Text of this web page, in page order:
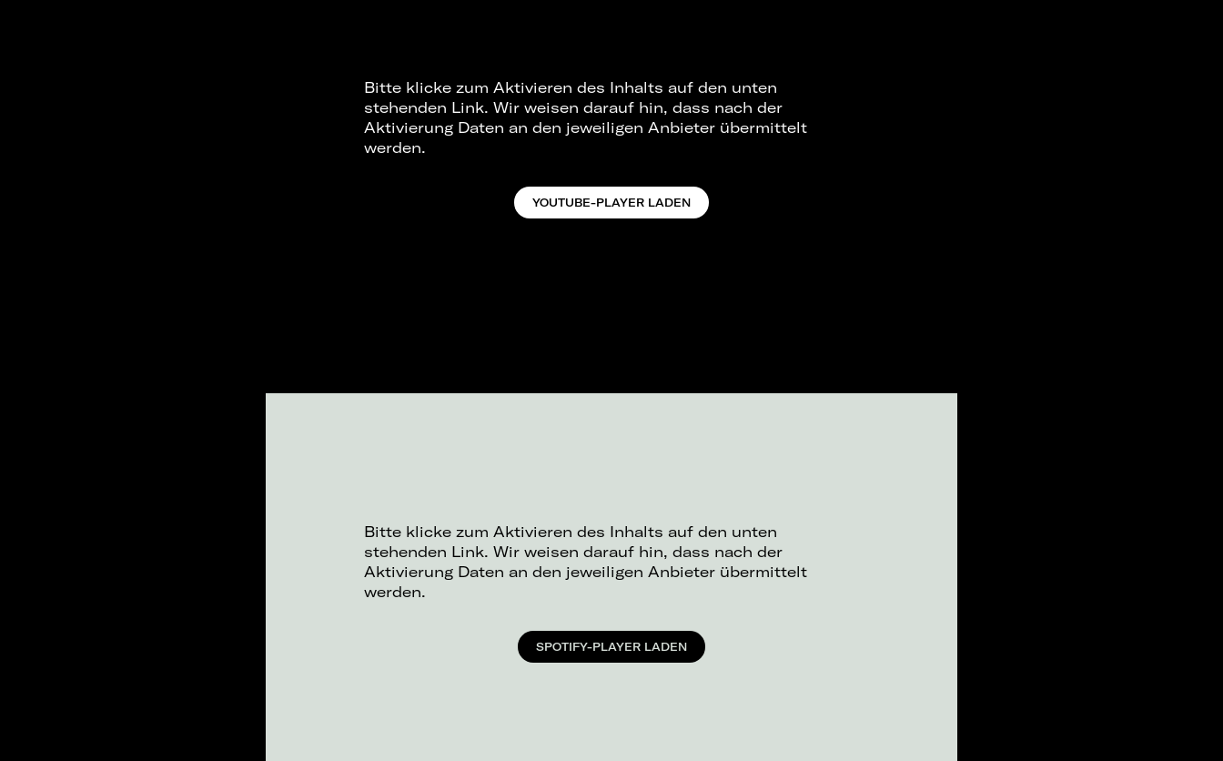
Bitte klicke zum Aktivieren des Inhalts auf den unten
stehenden Link. Wir weisen darauf hin, dass nach der
Aktivierung Daten an den jeweiligen Anbieter übermittelt
werden.
YOUTUBE-PLAYER LADEN
Bitte klicke zum Aktivieren des Inhalts auf den unten
stehenden Link. Wir weisen darauf hin, dass nach der
Aktivierung Daten an den jeweiligen Anbieter übermittelt
werden.
SPOTIFY-PLAYER LADEN